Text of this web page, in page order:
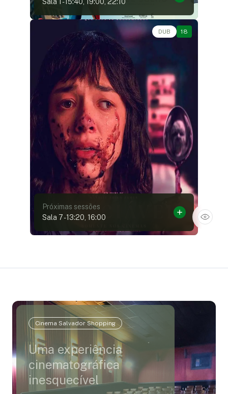
DUB 18
Terror • • 1h53
Próximas sessões
Sala 7-13:20, 16:00
Cinema Salvador Shopping
Uma experiência
cinematográfica
inesquecível